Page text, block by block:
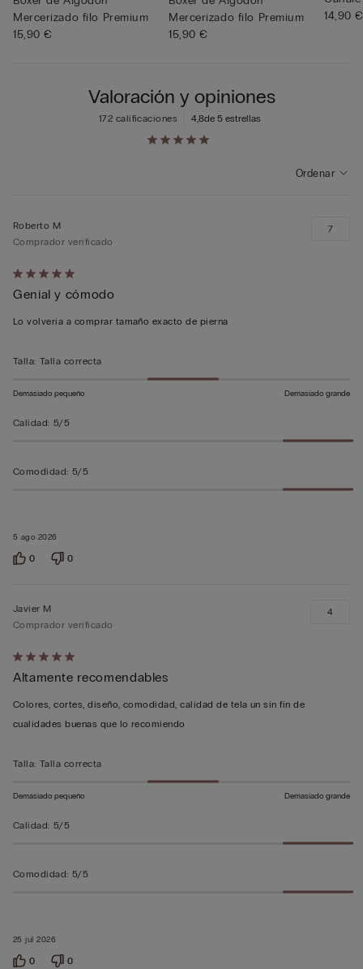
Mercerizado filo Premium
15,90 €
Mercerizado filo Premium
15,90 €
Super...
14,90 €
Valoración y opiniones
4,8de 5 estrellas
172 calificaciones
Ordenar
Calificación
de
5
5
5 ago 2026
Roberto M
Comprador verificado
Genial y cómodo
Lo volvería a comprar tamaño exacto de pierna
7
Talla: Talla correcta
Demasiado pequeño Demasiado grande
Calidad: 5/5
Comodidad: 5/5
0 0
Calificación
de
5
sobre
25 jul 2026
Javier M
Comprador verificado
Altamente recomendables
Colores, cortes, diseño, comodidad, calidad de tela un sin fin de
cualidades buenas que lo recomiendo
4
Talla: Talla correcta
Demasiado pequeño Demasiado grande
Calidad: 5/5
Comodidad: 5/5
0 0